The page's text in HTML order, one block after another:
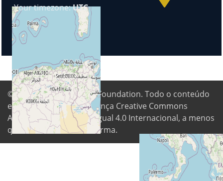
Your timezone:UTC
© 2026Digital Freedom Foundation. Todo o conteúdo
está disponível sob a licença Creative Commons
Atribuição-CompartilhaIgual 4.0 Internacional, a menos
que indicado de outra forma.